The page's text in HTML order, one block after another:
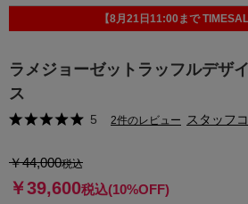
ラメジョーゼットラッフルデザ
ス
5 2件のレビュー スタッフ
【8月21日11:00まで
￥44,000税込
￥39,600税込(10%OFF)